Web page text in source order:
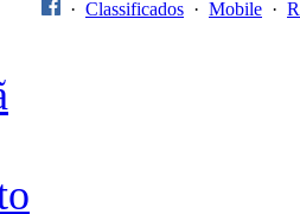
· Classificados · Mobile ·